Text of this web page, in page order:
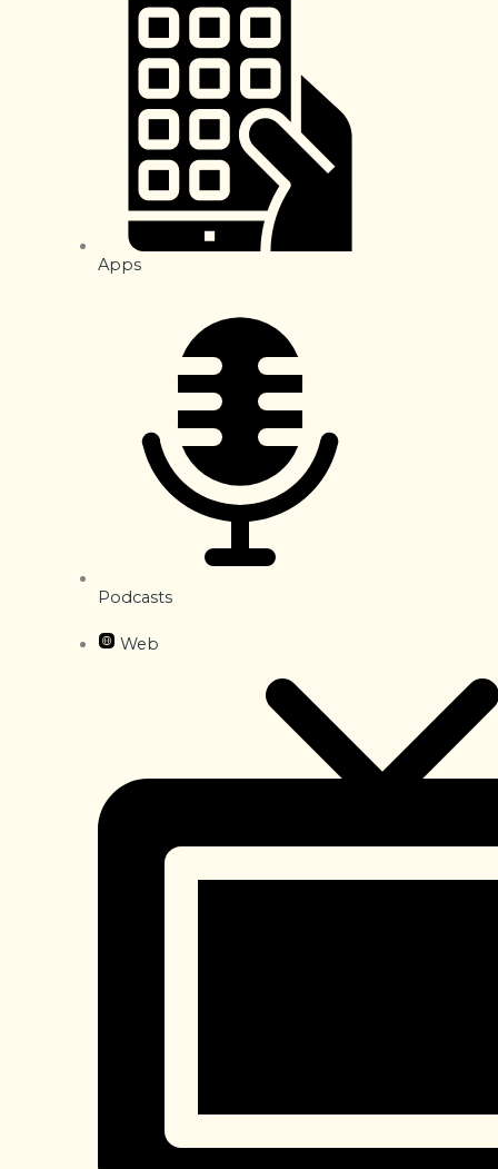
Apps
Podcasts
Web